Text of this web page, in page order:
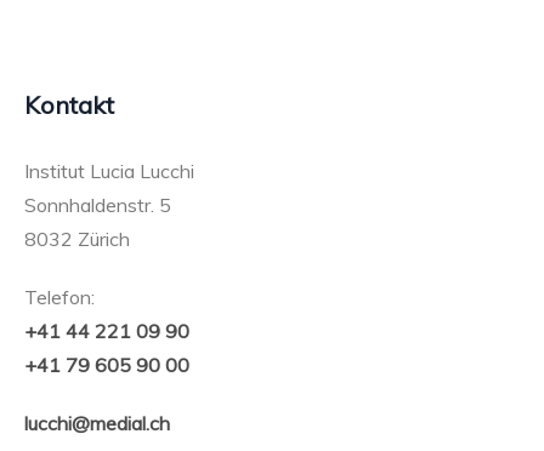
Kontakt
Institut Lucia Lucchi
Sonnhaldenstr. 5
8032 Zürich
Telefon:
+41 44 221 09 90
+41 79 605 90 00
lucchi@medial.ch